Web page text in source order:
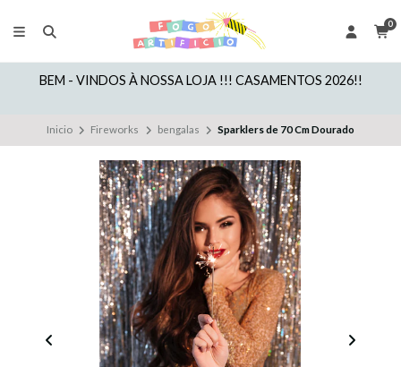
0
BEM - VINDOS À NOSSA LOJA !!! CASAMENTOS 2026!!
Inicio Fireworks bengalas Sparklers de 70 Cm Dourado